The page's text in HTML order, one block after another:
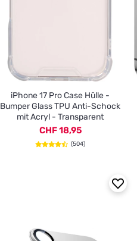
iPhone 17 Pro Case Hülle -
Bumper Glass TPU Anti-Schock
mit Acryl - Transparent
CHF 18,95
(504)